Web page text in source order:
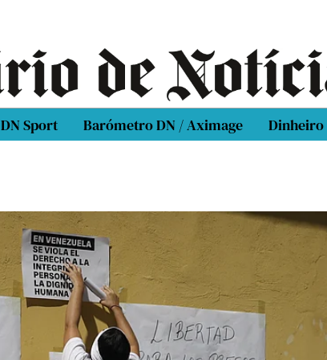
DN Sport Barómetro DN / Aximage Dinheiro